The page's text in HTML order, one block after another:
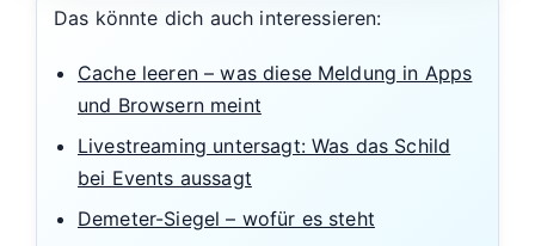
Das könnte dich auch interessieren:
Cache leeren – was diese Meldung in Apps
und Browsern meint
Livestreaming untersagt: Was das Schild
bei Events aussagt
Demeter-Siegel – wofür es steht